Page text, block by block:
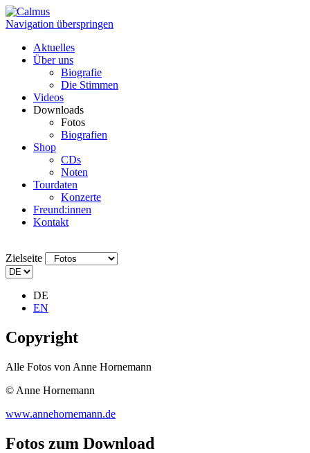
Navigation überspringen
Aktuelles
Über uns
Biografie
Die Stimmen
Videos
Downloads
Fotos
Biografien
Shop
CDs
Noten
Tourdaten
Konzerte
Freund:innen
Kontakt
Zielseite
DE
EN
Copyright
Alle Fotos von Anne Hornemann
© Anne Hornemann
www.annehornemann.de
Fotos zum Download